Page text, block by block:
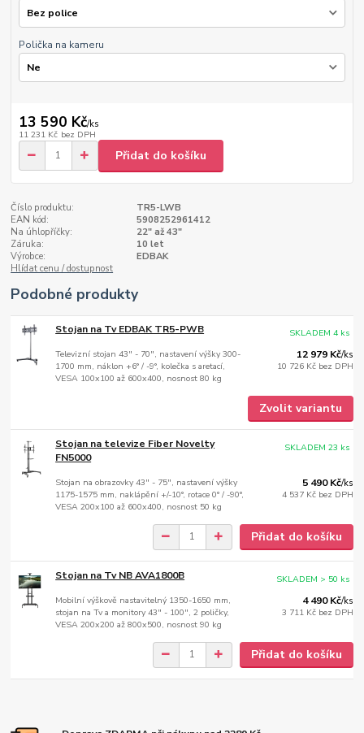
Polička na kameru
13 590 Kč/ks
11 231 Kč bez DPH
Přidat do košíku
Číslo produktu:
TR5-LWB
EAN kód:
5908252961412
Na úhlopříčky:
22" až 43"
Záruka:
10 let
Výrobce:
EDBAK
Hlídat cenu / dostupnost
Podobné produkty
Stojan na Tv EDBAK TR5-PWB
Televizní stojan 43" - 70", nastavení výšky 300-
1700 mm, náklon +6° / -9°, kolečka s aretací,
VESA 100x100 až 600x400, nosnost 80 kg
12 979 Kč/ks
10 726 Kč bez DPH
SKLADEM 4 ks
Zvolit variantu
Stojan na televize Fiber Novelty
FN5000
Stojan na obrazovky 43" - 75", nastavení výšky
1175-1575 mm, naklápění +/-10°, rotace 0° / -90°,
VESA 200x100 až 600x400, nosnost 50 kg
5 490 Kč/ks
4 537 Kč bez DPH
SKLADEM 23 ks
Přidat do košíku
Stojan na Tv NB AVA1800B
Mobilní výškově nastavitelný 1350-1650 mm,
stojan na Tv a monitory 43" - 100", 2 poličky,
VESA 200x200 až 800x500, nosnost 90 kg
4 490 Kč/ks
3 711 Kč bez DPH
SKLADEM > 50 ks
Přidat do košíku